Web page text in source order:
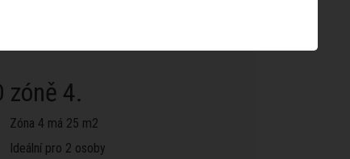
zóně 4.
Zóna 4 má 25 m2
Ideální pro 2 osoby